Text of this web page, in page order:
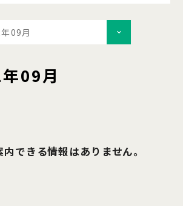
09月
09月
できる情報はありません。